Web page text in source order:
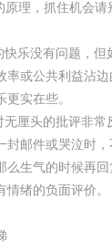
原理，抓住机会
乐没有问题，但
率或公共利益沾
实在些。
厘头的批评非常
封邮件或哭泣时
么生气的时候再
绪的负面评价。